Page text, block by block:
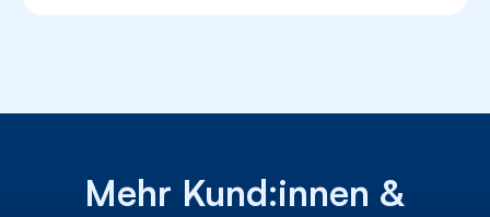
Mehr Kund:innen &